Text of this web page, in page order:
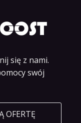
się z nami.
swój
OFERTĘ